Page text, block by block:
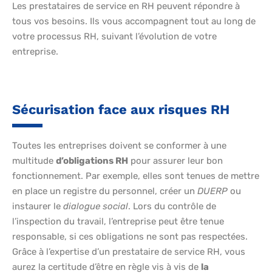
Les prestataires de service en RH peuvent répondre à
tous vos besoins. Ils vous accompagnent tout au long de
votre processus RH, suivant l’évolution de votre
entreprise.
Sécurisation face aux risques RH
Toutes les entreprises doivent se conformer à une
multitude d’obligations RH pour assurer leur bon
fonctionnement. Par exemple, elles sont tenues de mettre
en place un registre du personnel, créer un DUERP ou
instaurer le dialogue social. Lors du contrôle de
l’inspection du travail, l’entreprise peut être tenue
responsable, si ces obligations ne sont pas respectées.
Grâce à l’expertise d’un prestataire de service RH, vous
aurez la certitude d’être en règle vis à vis de la